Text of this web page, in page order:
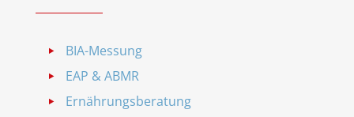
BIA-Messung
EAP & ABMR
Ernährungsberatung